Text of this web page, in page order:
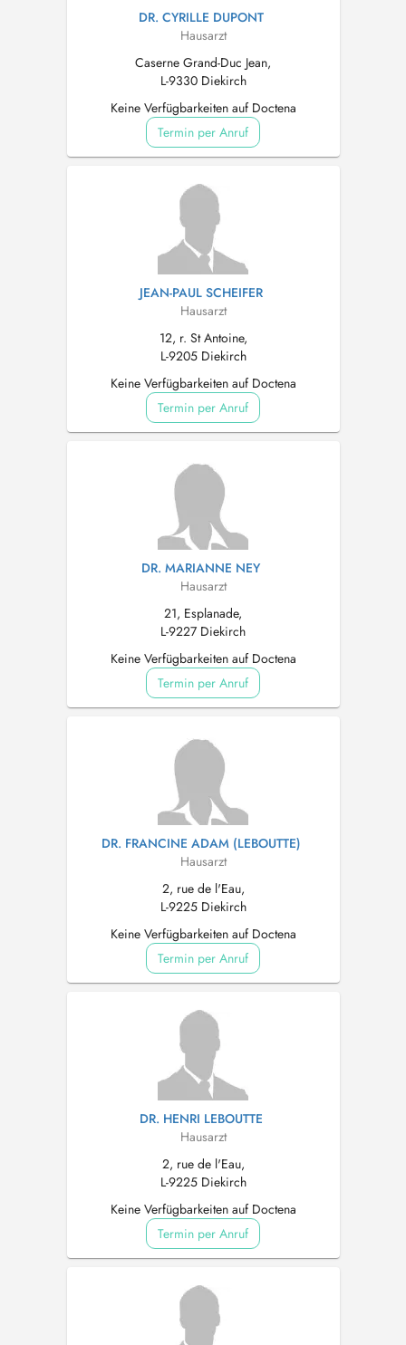
DR. CYRILLE DUPONT
Hausarzt
Caserne Grand-Duc Jean,
L-9330 Diekirch
Keine Verfügbarkeiten auf Doctena
Termin per Anruf
JEAN-PAUL SCHEIFER
Hausarzt
12, r. St Antoine,
L-9205 Diekirch
Keine Verfügbarkeiten auf Doctena
Termin per Anruf
DR. MARIANNE NEY
Hausarzt
21, Esplanade,
L-9227 Diekirch
Keine Verfügbarkeiten auf Doctena
Termin per Anruf
DR. FRANCINE ADAM (LEBOUTTE)
Hausarzt
2, rue de l'Eau,
L-9225 Diekirch
Keine Verfügbarkeiten auf Doctena
Termin per Anruf
DR. HENRI LEBOUTTE
Hausarzt
2, rue de l'Eau,
L-9225 Diekirch
Keine Verfügbarkeiten auf Doctena
Termin per Anruf